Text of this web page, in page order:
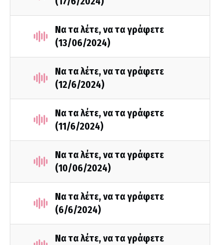
Να τα λέτε, να τα γράφετε
(13/06/2024)
Να τα λέτε, να τα γράφετε
(12/6/2024)
Να τα λέτε, να τα γράφετε
(11/6/2024)
Να τα λέτε, να τα γράφετε
(10/06/2024)
Να τα λέτε, να τα γράφετε
(6/6/2024)
Να τα λέτε, να τα γράφετε